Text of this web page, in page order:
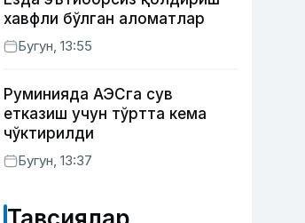
хавфли бўлган аломатлар
Бугун, 13:55
Руминияда АЭСга сув
етказиш учун тўртта кема
чўктирилди
Бугун, 13:37